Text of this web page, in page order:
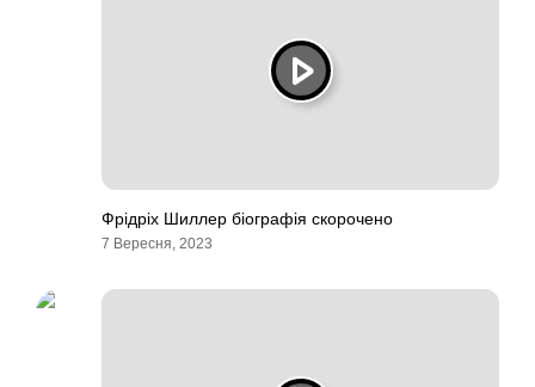
Фрідріх Шиллер біографія скорочено
7 Вересня, 2023